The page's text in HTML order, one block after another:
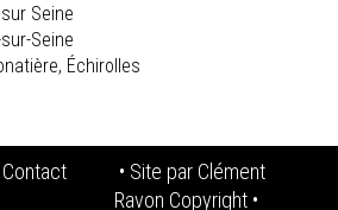
Seine
Seine
Échirolles
Contact • Site par Clément
Ravon Copyright •